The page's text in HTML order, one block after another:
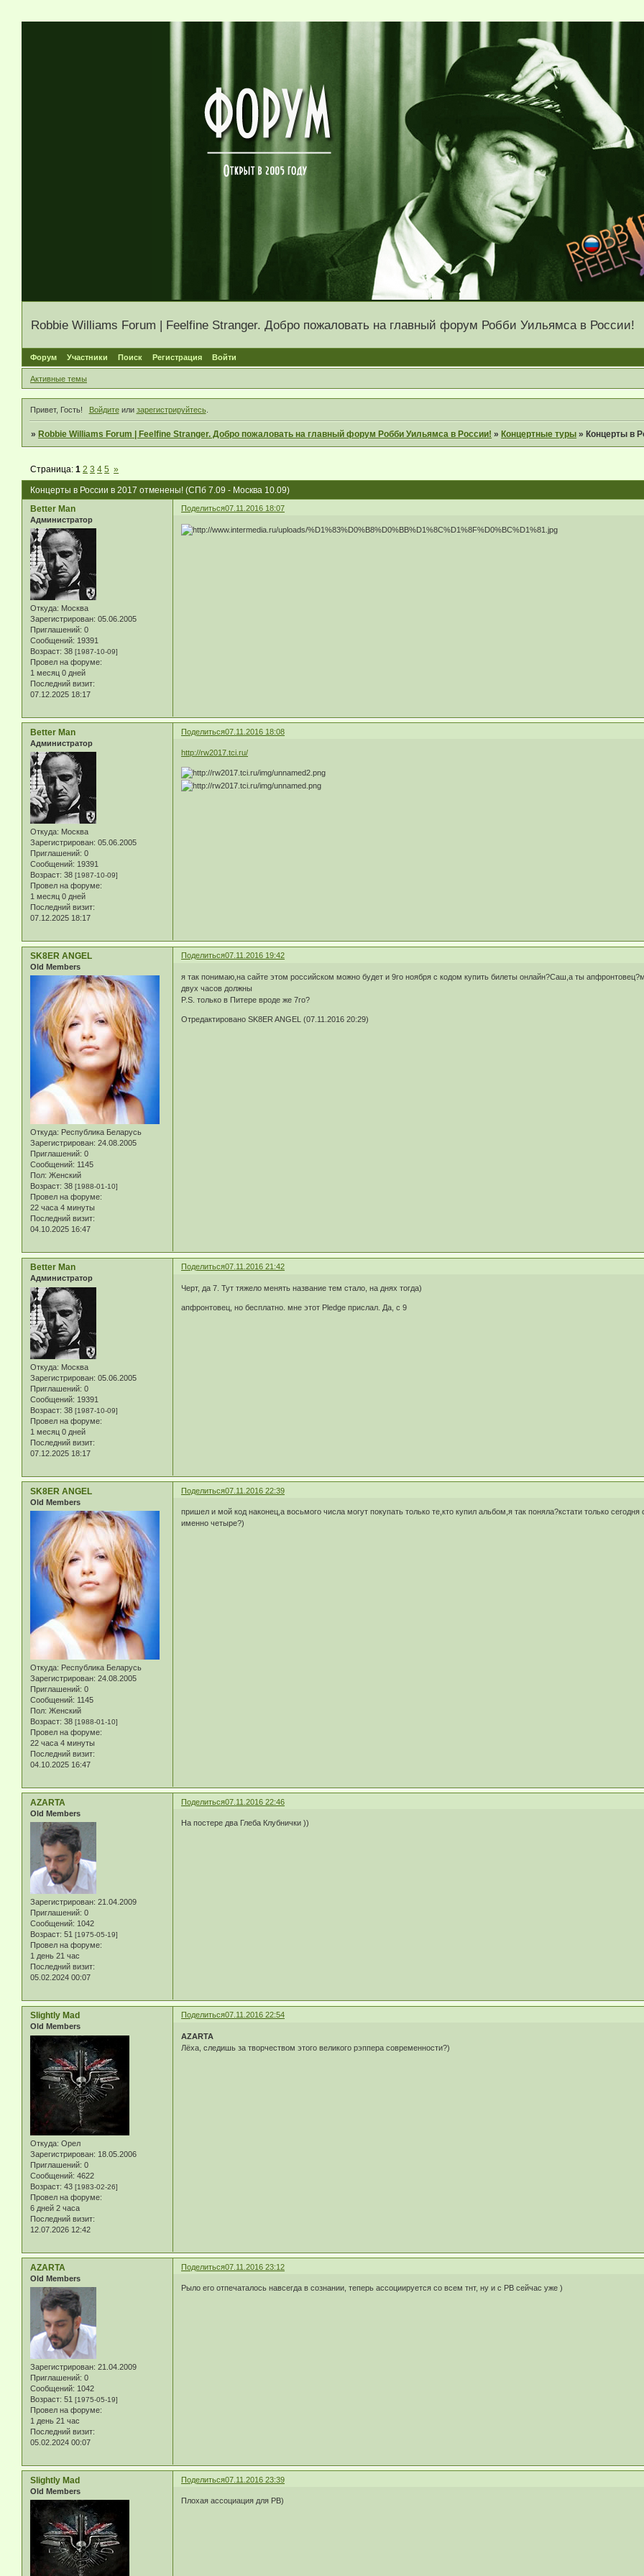
Robbie Williams Forum | Feelfine Stranger. Добро пожаловать на главный форум Робби Уильямса в России!
Форум Участники Поиск Регистрация Войти
Активные темы
Привет, Гость! Войдитеили зарегистрируйтесь.
» Robbie Williams Forum | Feelfine Stranger. Добро пожаловать на главный форум Робби Уильямса в России! » Концертные туры » Концерты в
Концерты в России в 2017 отменены! (СПб 7.09 - Москва 10.09)
Страница:1 2 3 4 5 »
Поделиться07.11.2016 18:07
Better Man
Администратор
Откуда: Москва
Зарегистрирован: 05.06.2005
Приглашений: 0
Сообщений: 19391
Возраст: 38 [1987-10-09]
Провел на форуме:
1 месяц 0 дней
Последний визит:
07.12.2025 18:17
Поделиться07.11.2016 18:08
Better Man
Администратор
Откуда: Москва
Зарегистрирован: 05.06.2005
Приглашений: 0
Сообщений: 19391
Возраст: 38 [1987-10-09]
Провел на форуме:
1 месяц 0 дней
Последний визит:
07.12.2025 18:17
http://rw2017.tci.ru/
Поделиться07.11.2016 19:42
SK8ER ANGEL
Old Members
Откуда: Республика Беларусь
Зарегистрирован: 24.08.2005
Приглашений: 0
Сообщений: 1145
Пол: Женский
Возраст: 38 [1988-01-10]
Провел на форуме:
22 часа 4 минуты
Последний визит:
04.10.2025 16:47
я так понимаю,на сайте этом российском можно будет и 9го ноября с кодом купить билеты онлайн?Саш,а ты
двух часов должны
P.S. только в Питере вроде же 7го?
Отредактировано SK8ER ANGEL (07.11.2016 20:29)
Поделиться07.11.2016 21:42
Better Man
Администратор
Откуда: Москва
Зарегистрирован: 05.06.2005
Приглашений: 0
Сообщений: 19391
Возраст: 38 [1987-10-09]
Провел на форуме:
1 месяц 0 дней
Последний визит:
07.12.2025 18:17
Черт, да 7. Тут тяжело менять название тем стало, на днях тогда)
апфронтовец, но бесплатно. мне этот Pledge прислал. Да, с 9
Поделиться07.11.2016 22:39
SK8ER ANGEL
Old Members
Откуда: Республика Беларусь
Зарегистрирован: 24.08.2005
Приглашений: 0
Сообщений: 1145
Пол: Женский
Возраст: 38 [1988-01-10]
Провел на форуме:
22 часа 4 минуты
Последний визит:
04.10.2025 16:47
пришел и мой код наконец,а восьмого числа могут покупать только те,кто купил альбом,я так поняла?кстати только
именно четыре?)
Поделиться07.11.2016 22:46
AZARTA
Old Members
Зарегистрирован: 21.04.2009
Приглашений: 0
Сообщений: 1042
Возраст: 51 [1975-05-19]
Провел на форуме:
1 день 21 час
Последний визит:
05.02.2024 00:07
На постере два Глеба Клубнички ))
Поделиться07.11.2016 22:54
Slightly Mad
Old Members
Откуда: Орел
Зарегистрирован: 18.05.2006
Приглашений: 0
Сообщений: 4622
Возраст: 43 [1983-02-26]
Провел на форуме:
6 дней 2 часа
Последний визит:
12.07.2026 12:42
AZARTA
Лёха, следишь за творчеством этого великого рэппера современности?)
Поделиться07.11.2016 23:12
AZARTA
Old Members
Зарегистрирован: 21.04.2009
Приглашений: 0
Сообщений: 1042
Возраст: 51 [1975-05-19]
Провел на форуме:
1 день 21 час
Последний визит:
05.02.2024 00:07
Рыло его отпечаталось навсегда в сознании, теперь ассоциируется со всем тнт, ну и с РВ сейчас уже )
Поделиться07.11.2016 23:39
Slightly Mad
Old Members
Плохая ассоциация для РВ)